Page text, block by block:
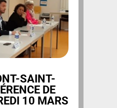
SAINT-
DE
10 MARS